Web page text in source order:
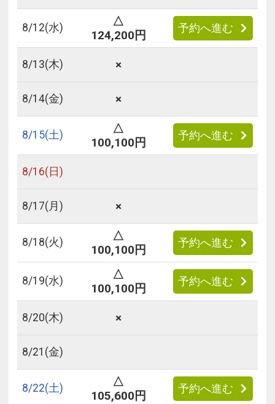
8/12(水)
△
124,200円
予約へ進む
8/13(木) ×
8/14(金) ×
8/15(土)
△
100,100円
予約へ進む
8/16(日)
8/17(月) ×
8/18(火)
△
100,100円
予約へ進む
8/19(水)
△
100,100円
予約へ進む
8/20(木) ×
8/21 (金)
8/22(土)
△
105,600円
予約へ進む